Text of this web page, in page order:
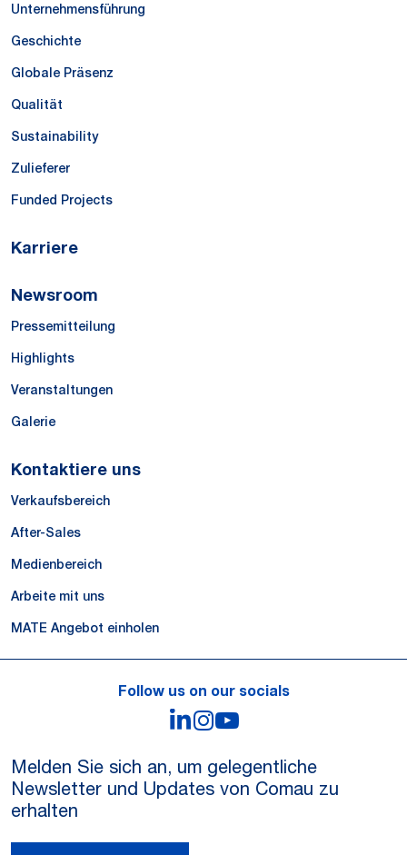
Unternehmensführung
Geschichte
Globale Präsenz
Qualität
Sustainability
Zulieferer
Funded Projects
Karriere
Newsroom
Pressemitteilung
Highlights
Veranstaltungen
Galerie
Kontaktiere uns
Verkaufsbereich
After-Sales
Medienbereich
Arbeite mit uns
MATE Angebot einholen
Follow us on our socials
LinkedIn
Instagram
Melden Sie sich an, um gelegentliche
Newsletter und Updates von Comau zu
erhalten